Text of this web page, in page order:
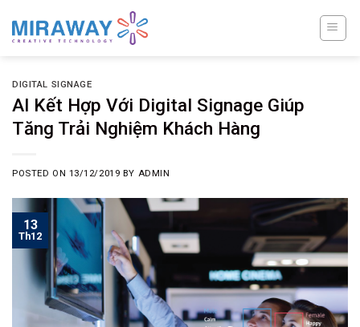
DIGITAL SIGNAGE
AI Kết Hợp Với Digital Signage Giúp
Tăng Trải Nghiệm Khách Hàng
POSTED ON 13/12/2019 BY ADMIN
13
Th12